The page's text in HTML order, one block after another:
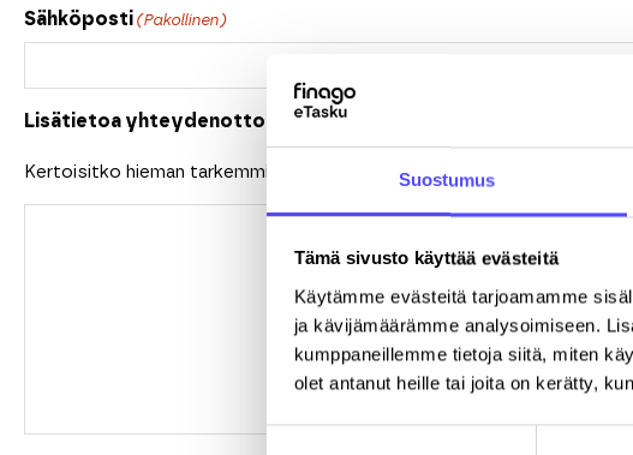
Suostumus
Tämä sivusto käyttää evästeitä
Käytämme evästeitä tarjoamamme
ja kävijämäärämme analysoimiseen.
kumppaneillemme tietoja siitä, miten
olet antanut heille tai joita on kerätty,
Suostumuksen
Sähköposti (Pakollinen)
Lisätietoa yhteydenottoon liittyen
Kertoisitko hieman tarkemmin mihin yhteydenottosi liittyy?